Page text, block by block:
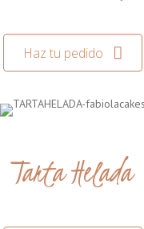
Haz tu pedido
Tarta Helada